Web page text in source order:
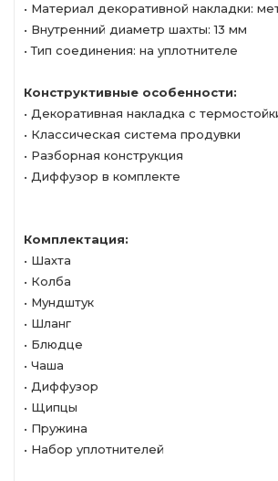
• Материал декоративной накладки:
• Внутренний диаметр шахты: 13 мм
• Тип соединения: на уплотнителе
Конструктивные особенности:
• Декоративная накладка с
• Классическая система продувки
• Разборная конструкция
• Диффузор в комплекте
Комплектация:
• Шахта
• Колба
• Мундштук
• Шланг
• Блюдце
• Чаша
• Диффузор
• Щипцы
• Пружина
• Набор уплотнителей